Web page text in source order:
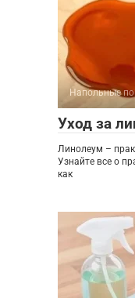
Напольные
Уход за
Линолеум –
Узнайте все о
как